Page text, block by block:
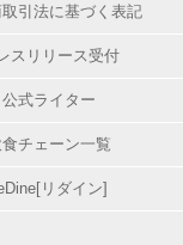
引法に基づく表記
スリリース受付
公式ライター
チェーン一覧
リダイン]